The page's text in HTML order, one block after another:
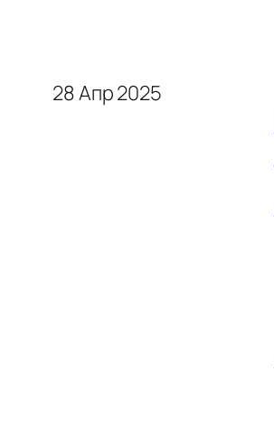
28 Апр 2025